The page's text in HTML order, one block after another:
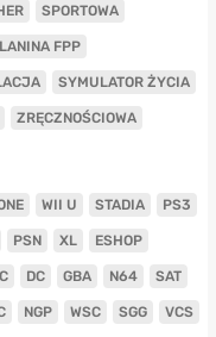
SPORTOWA
FPP
SYMULATOR ŻYCIA
ZRĘCZNOŚCIOWA
WII U STADIA PS3
PSN XL ESHOP
DC GBA N64 SAT
NGP WSC SGG VCS